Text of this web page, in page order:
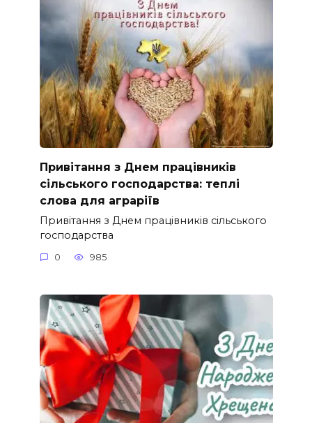
Привітання з Днем працівників
сільського господарства: теплі
слова для аграріїв
Привітання з Днем працівників сільського
господарства
0 985